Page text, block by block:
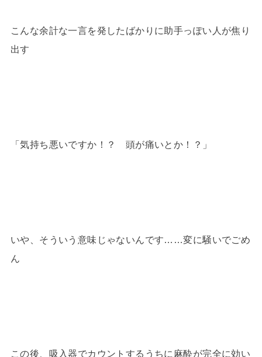
こんな余計な一言を発したばかりに助手っぽい人が焦り
出す
「気持ち悪いですか！？ 頭が痛いとか！？」
いや、そういう意味じゃないんです……変に騒いでごめ
ん
この後、吸入器でカウントするうちに麻酔が完全に効い